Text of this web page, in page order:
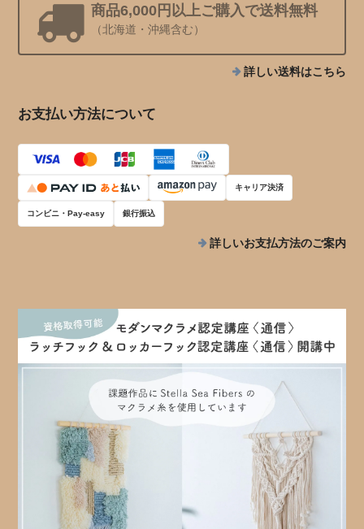
商品6,000円以上ご購入で送料無料
（北海道・沖縄含む）
詳しい送料はこちら
お支払い方法について
キャリア決済
コンビニ・Pay-easy 銀行振込
詳しいお支払方法のご案内